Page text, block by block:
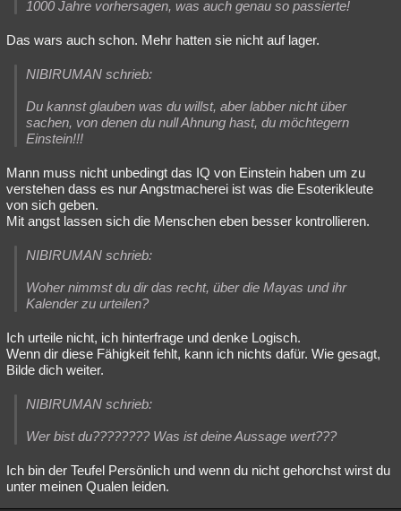
1000 Jahre vorhersagen, was auch genau so passierte!
Das wars auch schon. Mehr hatten sie nicht auf lager.
NIBIRUMAN schrieb:
Du kannst glauben was du willst, aber labber nicht über
sachen, von denen du null Ahnung hast, du möchtegern
Einstein!!!
Mann muss nicht unbedingt das IQ von Einstein haben um zu
verstehen dass es nur Angstmacherei ist was die Esoterikleute
von sich geben.
Mit angst lassen sich die Menschen eben besser kontrollieren.
NIBIRUMAN schrieb:
Woher nimmst du dir das recht, über die Mayas und ihr
Kalender zu urteilen?
Ich urteile nicht, ich hinterfrage und denke Logisch.
Wenn dir diese Fähigkeit fehlt, kann ich nichts dafür. Wie gesagt,
Bilde dich weiter.
NIBIRUMAN schrieb:
Wer bist du???????? Was ist deine Aussage wert???
Ich bin der Teufel Persönlich und wenn du nicht gehorchst wirst du
unter meinen Qualen leiden.